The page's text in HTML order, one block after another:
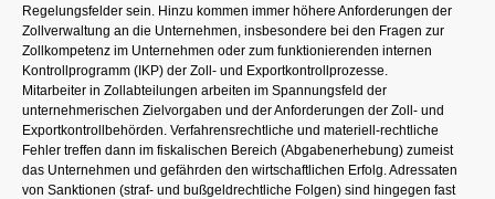
Regelungsfelder sein. Hinzu kommen immer höhere Anforderungen der
Zollverwaltung an die Unternehmen, insbesondere bei den Fragen zur
Zollkompetenz im Unternehmen oder zum funktionierenden internen
Kontrollprogramm (IKP) der Zoll- und Exportkontrollprozesse.
Mitarbeiter in Zollabteilungen arbeiten im Spannungsfeld der
unternehmerischen Zielvorgaben und der Anforderungen der Zoll- und
Exportkontrollbehörden. Verfahrensrechtliche und materiell-rechtliche
Fehler treffen dann im fiskalischen Bereich (Abgabenerhebung) zumeist
das Unternehmen und gefährden den wirtschaftlichen Erfolg. Adressaten
von Sanktionen (straf- und bußgeldrechtliche Folgen) sind hingegen fast